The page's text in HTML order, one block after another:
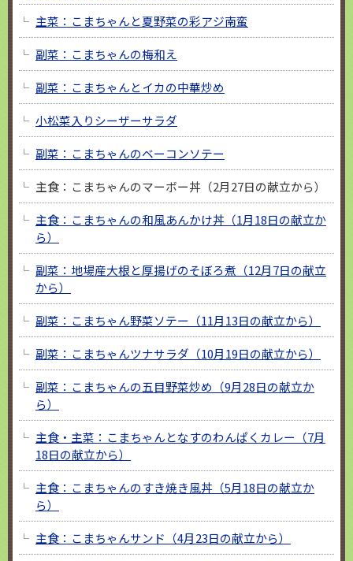
主菜：こまちゃんと夏野菜の彩アジ南蛮
副菜：こまちゃんの梅和え
副菜：こまちゃんとイカの中華炒め
小松菜入りシーザーサラダ
副菜：こまちゃんのベーコンソテー
主食：こまちゃんのマーボー丼（2月27日の献立から）
主食：こまちゃんの和風あんかけ丼（1月18日の献立か
ら）
副菜：地場産大根と厚揚げのそぼろ煮（12月7日の献立
から）
副菜：こまちゃん野菜ソテー（11月13日の献立から）
副菜：こまちゃんツナサラダ（10月19日の献立から）
副菜：こまちゃんの五目野菜炒め（9月28日の献立か
ら）
主食・主菜：こまちゃんとなすのわんぱくカレー（7月
18日の献立から）
主食：こまちゃんのすき焼き風丼（5月18日の献立か
ら）
主食：こまちゃんサンド（4月23日の献立から）